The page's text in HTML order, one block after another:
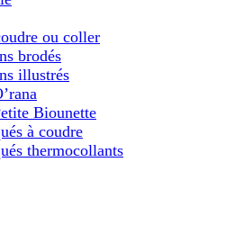
ou coller
brodés
illustrés
Biounette
à coudre
thermocollants